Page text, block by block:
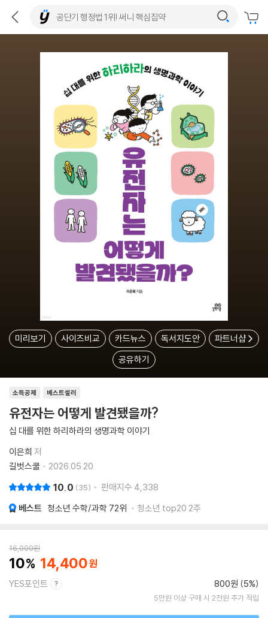
미리보기 사이즈비교 카드뉴스 독서지도안
파트너샵
공유하기
소득공제 베스트셀러
유전자는 어떻게 발견됐을까?
십 대를 위한 하리하라의 생명과학 이야기
이은희 저
길벗스쿨
2026.05.20.
10.0 35 판매지수 4,338
베스트 청소년 수학/과학 72위 청소년 top20 2주
16,000원
10 14,400
YES포인트 800원 (5%)
5만원 이상 구매 시 2천원 추가 적립